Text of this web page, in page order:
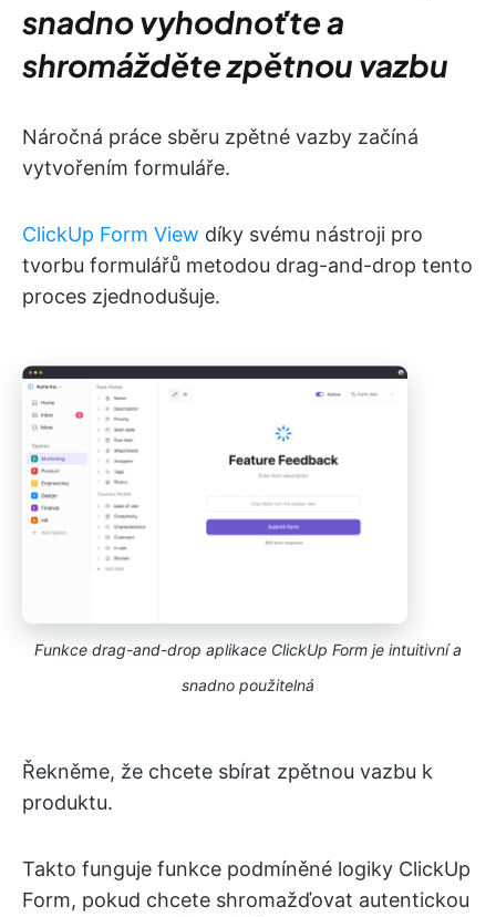
snadno vyhodnoťte a
shromážděte zpětnou vazbu
Náročná práce sběru zpětné vazby začíná
vytvořením formuláře.
ClickUp Form View díky svému nástroji pro
tvorbu formulářů metodou drag-and-drop tento
proces zjednodušuje.
Funkce drag-and-drop aplikace ClickUp Form je intuitivní a
snadno použitelná
Řekněme, že chcete sbírat zpětnou vazbu k
produktu.
Takto funguje funkce podmíněné logiky ClickUp
Form, pokud chcete shromažďovat autentickou